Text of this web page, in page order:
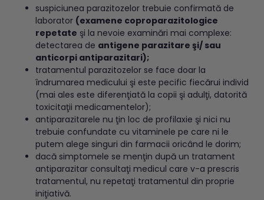
suspiciunea parazitozelor trebuie confirmată de
laborator (examene coproparazitologice
repetate şi la nevoie examinări mai complexe:
detectarea de antigene parazitare şi/ sau
anticorpi antiparazitari);
tratamentul parazitozelor se face doar la
îndrumarea medicului şi este pecific fiecărui individ
(mai ales este diferenţiată la copii şi adulţi, datorită
toxicitaţii medicamentelor);
antiparazitarele nu ţin loc de profilaxie şi nici nu
trebuie confundate cu vitaminele pe care ni le
putem alege singuri din farmacii oricând le dorim;
dacă simptomele se menţin după un tratament
antiparazitar consultaţi medicul care v-a prescris
tratamentul, nu repetaţi tratamentul din proprie
iniţiativă.